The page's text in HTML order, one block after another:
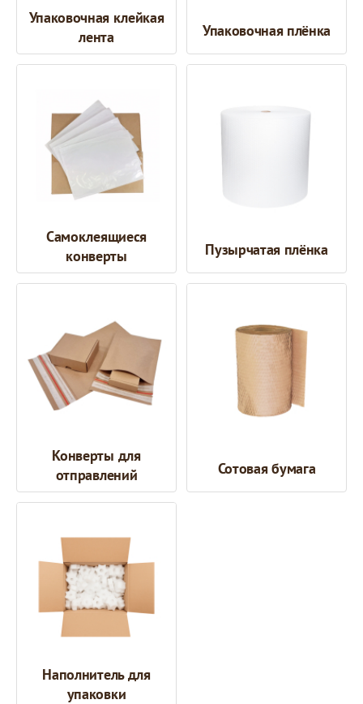
Упаковочная клейкая
лента
Упаковочная плёнка
Самоклеящиеся
конверты
Пузырчатая плёнка
Конверты для
отправлений
Сотовая бумага
Наполнитель для
упаковки